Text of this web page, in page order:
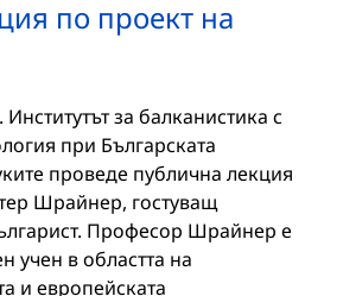
по проект на
за балканистика с
при Българската
проведе публична лекция
Шрайнер, гостуващ
Професор Шрайнер е
учен в областта на
и европейската